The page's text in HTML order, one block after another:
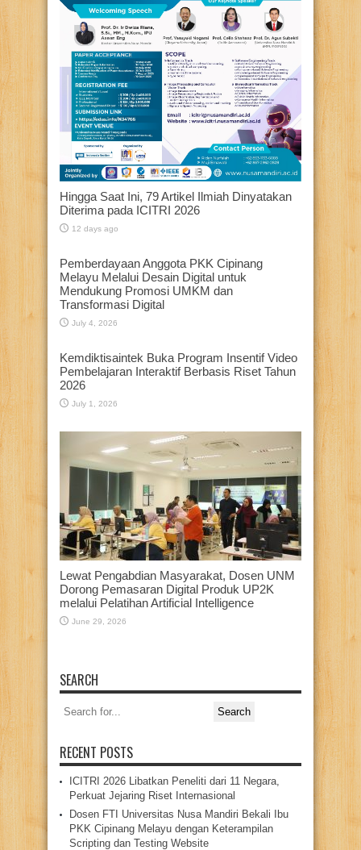
Hingga Saat Ini, 79 Artikel Ilmiah Dinyatakan
Diterima pada ICITRI 2026
12 days ago
Pemberdayaan Anggota PKK Cipinang
Melayu Melalui Desain Digital untuk
Mendukung Promosi UMKM dan
Transformasi Digital
July 4, 2026
Kemdiktisaintek Buka Program Insentif Video
Pembelajaran Interaktif Berbasis Riset Tahun
2026
July 1, 2026
Lewat Pengabdian Masyarakat, Dosen UNM
Dorong Pemasaran Digital Produk UP2K
melalui Pelatihan Artificial Intelligence
June 29, 2026
SEARCH
Search
for:
RECENT POSTS
ICITRI 2026 Libatkan Peneliti dari 11 Negara,
Perkuat Jejaring Riset Internasional
Dosen FTI Universitas Nusa Mandiri Bekali Ibu
PKK Cipinang Melayu dengan Keterampilan
Scripting dan Testing Website